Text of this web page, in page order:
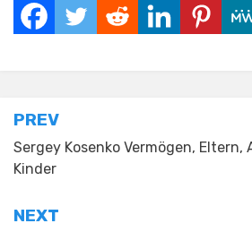
Post
navigation
PREV
Sergey Kosenko Vermögen, Eltern,
Kinder
NEXT